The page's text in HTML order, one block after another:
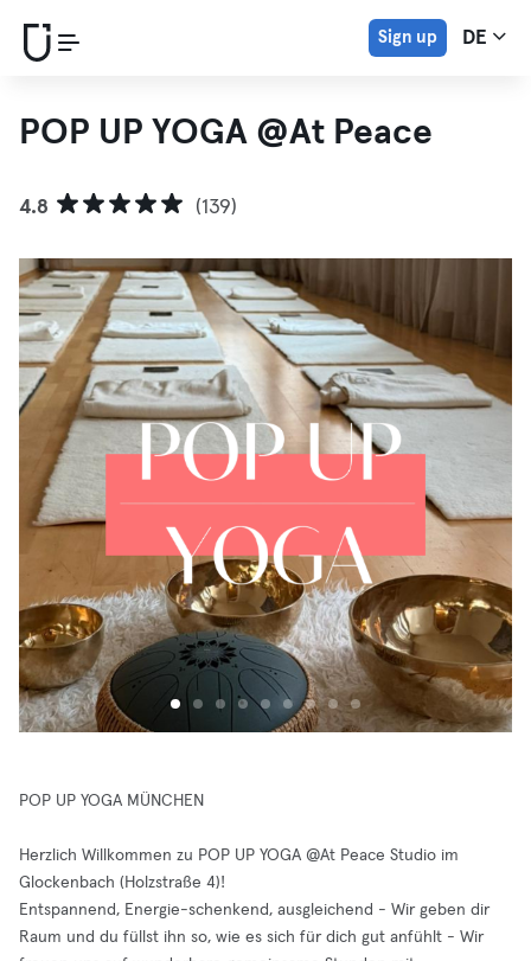
Sign up DE
POP UP YOGA @At Peace
4.8 (139)
POP UP YOGA MÜNCHEN
Herzlich Willkommen zu POP UP YOGA @At Peace Studio im
Glockenbach (Holzstraße 4)!
Entspannend, Energie-schenkend, ausgleichend - Wir geben dir
Raum und du füllst ihn so, wie es sich für dich gut anfühlt - Wir